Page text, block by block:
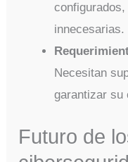
innecesarias.
Necesitan
garantizar su
Futuro de